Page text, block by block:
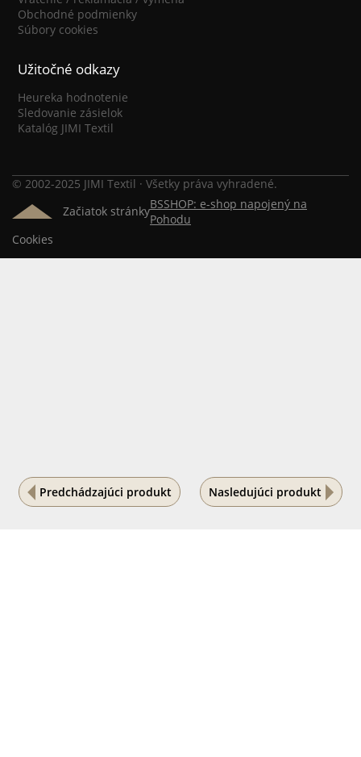
Predchádzajúci produkt Nasledujúci produkt
Obchodné podmienky
Súbory cookies
Užitočné odkazy
Heureka hodnotenie
Sledovanie zásielok
Katalóg JIMI Textil
© 2002-2025 JIMI Textil · Všetky práva vyhradené.
Začiatok stránkyBSSHOP: e-shop napojený na
Pohodu
Cookies